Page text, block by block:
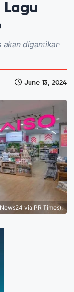
Lagu
akan digantikan
June 13, 2024
via PR Times).